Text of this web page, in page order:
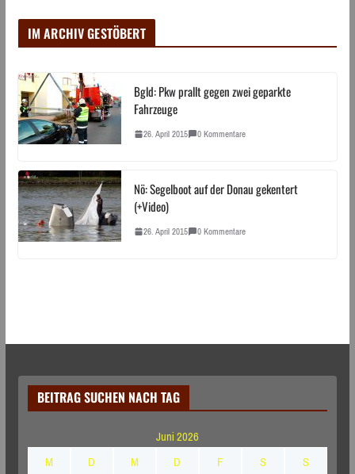
IM ARCHIV GESTÖBERT
Bgld: Pkw prallt gegen zwei geparkte
Fahrzeuge
26. April 2015 0 Kommentare
Nö: Segelboot auf der Donau gekentert
(+Video)
26. April 2015 0 Kommentare
BEITRAG SUCHEN NACH TAG
Juni 2026
M
D M D F S
S